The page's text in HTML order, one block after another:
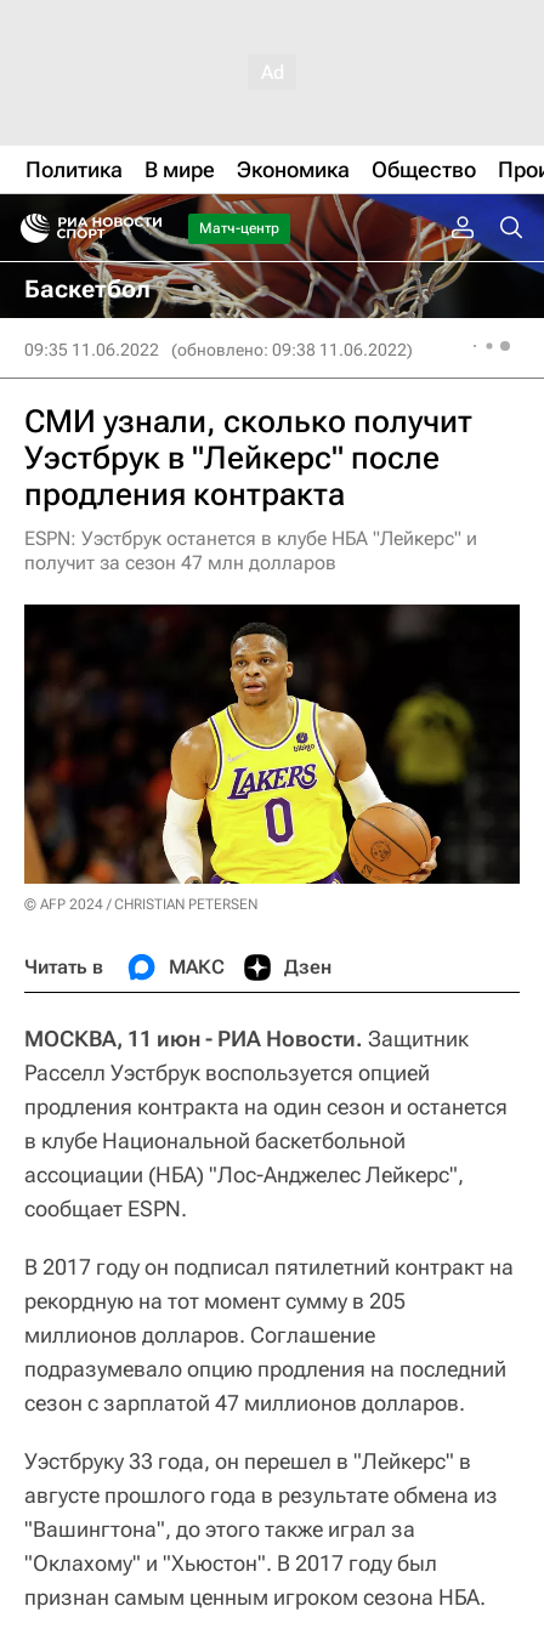
Политика В мире Экономика Общество
Матч-центр
Баскетбол
09:35 11.06.2022 (обновлено: 09:38 11.06.2022)
СМИ узнали, сколько получит
Уэстбрук в "Лейкерс" после
продления контракта
ESPN: Уэстбрук останется в клубе НБА "Лейкерс" и
получит за сезон 47 млн долларов
© AFP 2024 / CHRISTIAN PETERSEN
Читать в МАКС Дзен
МОСКВА, 11 июн - РИА Новости. Защитник
Расселл Уэстбрук воспользуется опцией
продления контракта на один сезон и останется
в клубе Национальной баскетбольной
ассоциации (НБА) "Лос-Анджелес Лейкерс",
сообщает ESPN.
В 2017 году он подписал пятилетний контракт на
рекордную на тот момент сумму в 205
миллионов долларов. Соглашение
подразумевало опцию продления на последний
сезон с зарплатой 47 миллионов долларов.
Уэстбруку 33 года, он перешел в "Лейкерс" в
августе прошлого года в результате обмена из
"Вашингтона", до этого также играл за
"Оклахому" и "Хьюстон". В 2017 году был
признан самым ценным игроком сезона НБА.